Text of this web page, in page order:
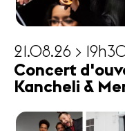
21.08.26 >
Concert
Kancheli &